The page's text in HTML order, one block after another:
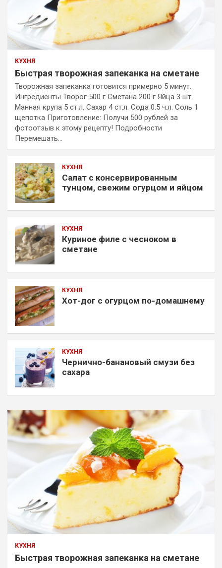
КУХНЯ
Быстрая творожная запеканка на сметане
Творожная запеканка готовится примерно 5 минут.
Ингредиенты Творог 500 г Сметана 200 г Яйца 3 шт.
Манная крупа 5 ст.л. Сахар 4 ст.л. Сода 0.5 ч.л. Соль 1
щепотка Приготовление: Получи 500 рублей за
фотоотзыв к этому рецепту! Подробности
Перемешать…
КУХНЯ
Салат с консервированным
тунцом, свежим огурцом и яйцом
КУХНЯ
Куриное филе с чесноком в
сметане
КУХНЯ
Хот-дог с огурцом по-домашнему
КУХНЯ
Чернично-банановый смузи без
сахара
КУХНЯ
Быстрая творожная запеканка на сметане